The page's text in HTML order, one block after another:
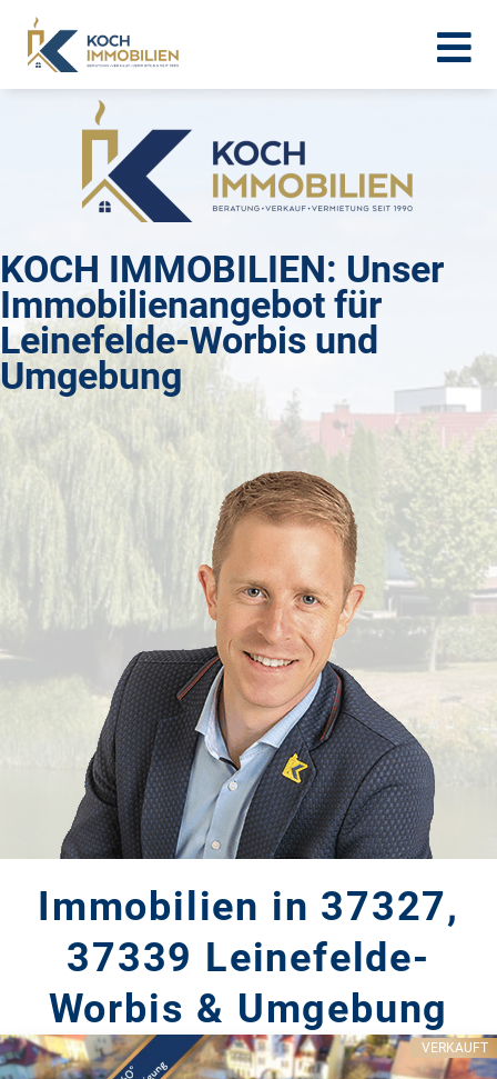
KOCH IMMOBILIEN: Unser
Immobilienangebot für
Leinefelde-Worbis und
Umgebung
Immobilien in 37327,
37339 Leinefelde-
Worbis & Umgebung
VERKAUFT